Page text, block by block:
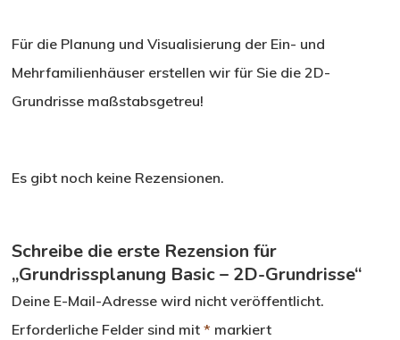
Für die Planung und Visualisierung der Ein- und
Mehrfamilienhäuser erstellen wir für Sie die 2D-
Grundrisse maßstabsgetreu!
Es gibt noch keine Rezensionen.
Schreibe die erste Rezension für
„Grundrissplanung Basic – 2D-Grundrisse“
Deine E-Mail-Adresse wird nicht veröffentlicht.
Erforderliche Felder sind mit* markiert